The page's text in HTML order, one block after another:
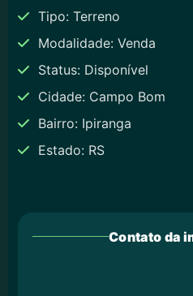
Tipo: Terreno
Modalidade: Venda
Status: Disponível
Cidade: Campo Bom
Bairro: Ipiranga
Estado: RS
Contato da